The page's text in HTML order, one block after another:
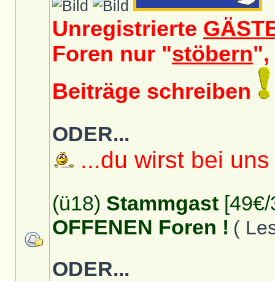
Unregistrierte
Foren nur "stöbern",
Beiträge schreiben
ODER...
...du wirst bei
(ü18) Stammgast
OFFENEN Foren ! (
ODER...